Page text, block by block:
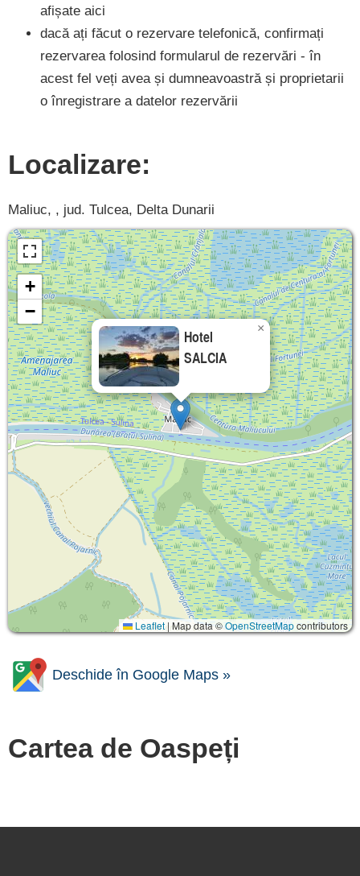
afișate aici
dacă ați făcut o rezervare telefonică, confirmați
rezervarea folosind formularul de rezervări - în
acest fel veți avea și dumneavoastră și proprietarii
o înregistrare a datelor rezervării
Localizare:
Maliuc, , jud. Tulcea, Delta Dunarii
Hotel
SALCIA
×
+
−
Leaflet|Map data ©OpenStreetMapcontributors
Deschide în Google Maps »
Cartea de Oaspeți